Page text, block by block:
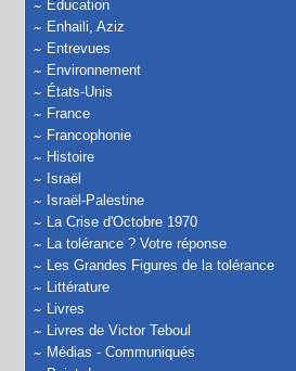
Éducation
Enhaili, Aziz
Entrevues
Environnement
États-Unis
France
Francophonie
Histoire
Israël
Israël-Palestine
La Crise d'Octobre 1970
La tolérance ? Votre réponse
Les Grandes Figures de la tolérance
Littérature
Livres
Livres de Victor Teboul
Médias - Communiqués